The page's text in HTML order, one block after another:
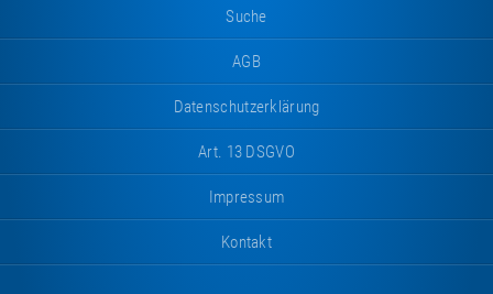
Suche
AGB
Datenschutzerklärung
Art. 13 DSGVO
Impressum
Kontakt